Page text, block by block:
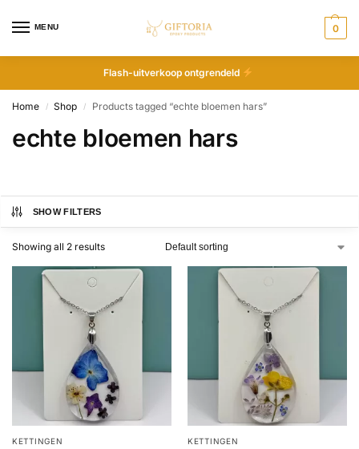
MENU 0
Flash-uitverkoop ontgrendeld
Home / Shop / Products tagged “echte bloemen hars”
echte bloemen hars
SHOW FILTERS
Showing all 2 results
KETTINGEN KETTINGEN